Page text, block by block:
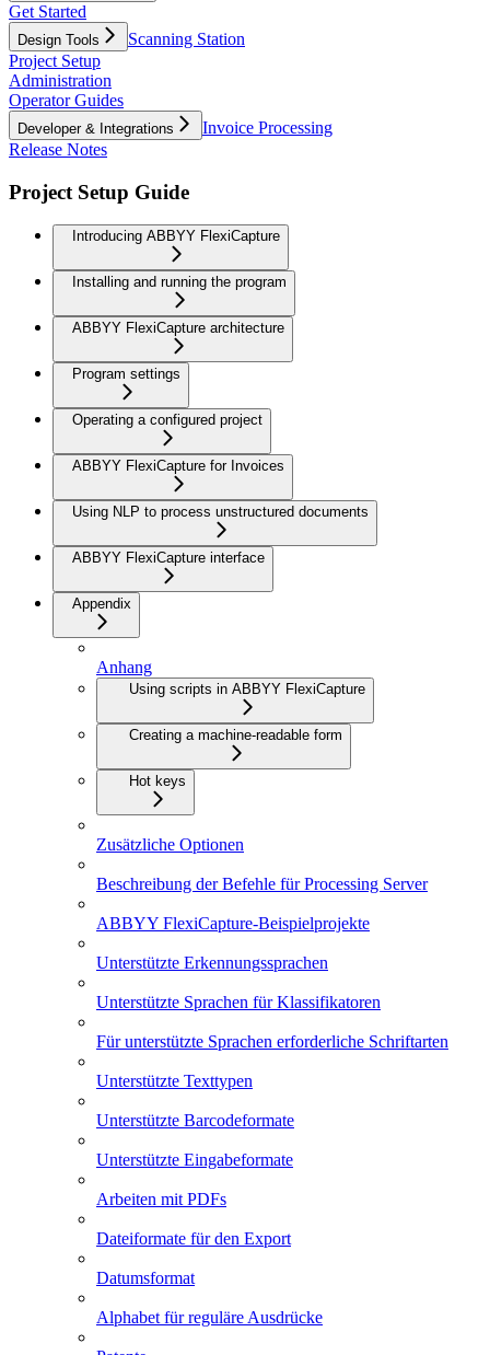
Get Started
Design Tools
Scanning Station
Project Setup
Administration
Operator Guides
Developer & Integrations
Invoice Processing
Release Notes
Project Setup Guide
Introducing ABBYY FlexiCapture
Installing and running the program
ABBYY FlexiCapture architecture
Program settings
Operating a configured project
ABBYY FlexiCapture for Invoices
Using NLP to process unstructured documents
ABBYY FlexiCapture interface
Appendix
Anhang
Using scripts in ABBYY FlexiCapture
Creating a machine-readable form
Hot keys
Zusätzliche Optionen
Beschreibung der Befehle für Processing Server
ABBYY FlexiCapture-Beispielprojekte
Unterstützte Erkennungssprachen
Unterstützte Sprachen für Klassifikatoren
Für unterstützte Sprachen erforderliche Schriftarten
Unterstützte Texttypen
Unterstützte Barcodeformate
Unterstützte Eingabeformate
Arbeiten mit PDFs
Dateiformate für den Export
Datumsformat
Alphabet für reguläre Ausdrücke